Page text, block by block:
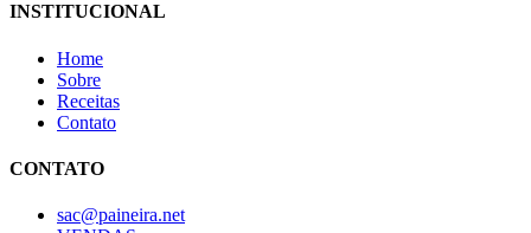
INSTITUCIONAL
Home
Sobre
Receitas
Contato
CONTATO
sac@paineira.net